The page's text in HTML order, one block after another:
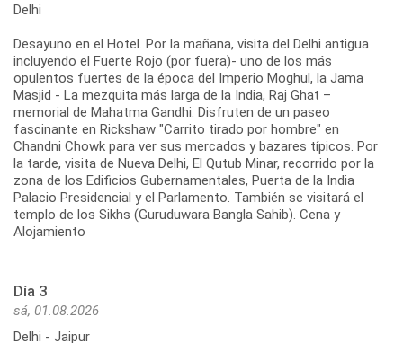
Delhi
Desayuno en el Hotel. Por la mañana, visita del Delhi antigua
incluyendo el Fuerte Rojo (por fuera)- uno de los más
opulentos fuertes de la época del Imperio Moghul, la Jama
Masjid - La mezquita más larga de la India, Raj Ghat –
memorial de Mahatma Gandhi. Disfruten de un paseo
fascinante en Rickshaw "Carrito tirado por hombre" en
Chandni Chowk para ver sus mercados y bazares típicos. Por
la tarde, visita de Nueva Delhi, El Qutub Minar, recorrido por la
zona de los Edificios Gubernamentales, Puerta de la India
Palacio Presidencial y el Parlamento. También se visitará el
templo de los Sikhs (Guruduwara Bangla Sahib). Cena y
Alojamiento
Día 3
sá, 01.08.2026
Delhi - Jaipur